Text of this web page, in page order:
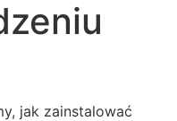
jak zainstalować